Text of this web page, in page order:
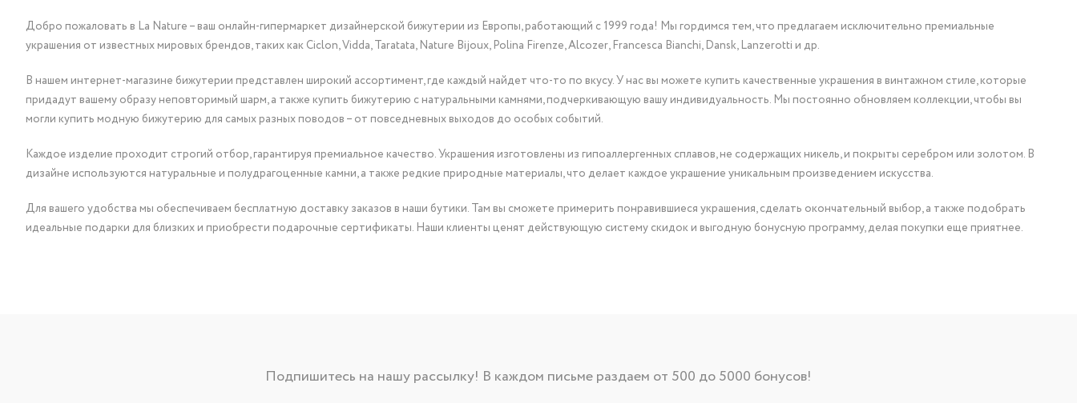
Добро пожаловать в La Nature – ваш онлайн-гипермаркет дизайнерской бижутерии из Европы, работающий с 1999 года! Мы гордимся тем, что предлагаем исключительно премиальные
украшения от известных мировых брендов, таких как Ciclon, Vidda, Taratata, Nature Bijoux, Polina Firenze, Alcozer, Francesca Bianchi, Dansk, Lanzerotti и др.
В нашем интернет-магазине бижутерии представлен широкий ассортимент, где каждый найдет что-то по вкусу. У нас вы можете купить качественные украшения в винтажном стиле, которые
придадут вашему образу неповторимый шарм, а также купить бижутерию с натуральными камнями, подчеркивающую вашу индивидуальность. Мы постоянно обновляем коллекции, чтобы вы
могли купить модную бижутерию для самых разных поводов – от повседневных выходов до особых событий.
Каждое изделие проходит строгий отбор, гарантируя премиальное качество. Украшения изготовлены из гипоаллергенных сплавов, не содержащих никель, и покрыты серебром или золотом. В
дизайне используются натуральные и полудрагоценные камни, а также редкие природные материалы, что делает каждое украшение уникальным произведением искусства.
Для вашего удобства мы обеспечиваем бесплатную доставку заказов в наши бутики. Там вы сможете примерить понравившиеся украшения, сделать окончательный выбор, а также подобрать
идеальные подарки для близких и приобрести подарочные сертификаты. Наши клиенты ценят действующую систему скидок и выгодную бонусную программу, делая покупки еще приятнее.
Подпишитесь на нашу рассылку! В каждом письме раздаем от 500 до 5000 бонусов!